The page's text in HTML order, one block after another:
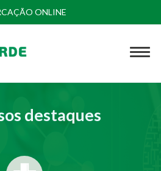
ONLINE
destaques